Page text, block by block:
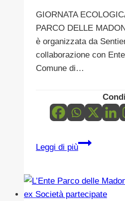
GIORNATA
PARCO DELLE
è organizzata da
collaborazione con
Comune di…
Leggi di più
GIORNATA
delle
Madonie-